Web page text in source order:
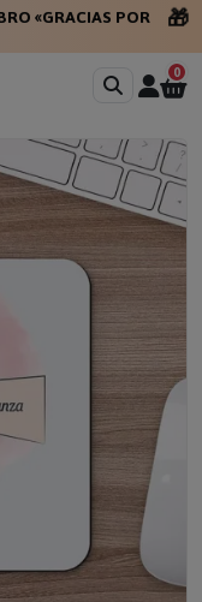
«GRACIAS POR
🎁
0